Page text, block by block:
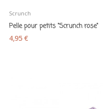
Scrunch
Pelle pour petits "Scrunch rose"
4,95 €